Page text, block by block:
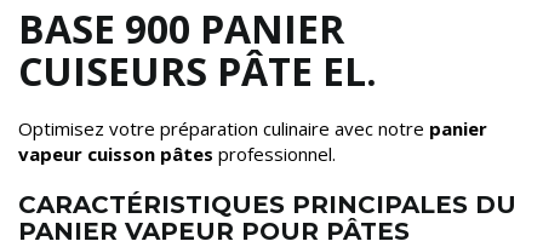
BASE 900 PANIER
CUISEURS PÂTE EL.
Optimisez votre préparation culinaire avec notre panier
vapeur cuisson pâtes professionnel.
CARACTÉRISTIQUES PRINCIPALES DU
PANIER VAPEUR POUR PÂTES